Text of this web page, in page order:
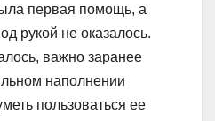
первая помощь, а
рукой не оказалось.
важно заранее
наполнении
пользоваться ее